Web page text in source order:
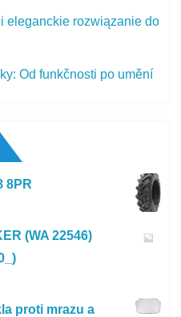
eleganckie rozwiązanie do
Od funkčnosti po umění
8PR
(WA 22546)
proti mrazu a